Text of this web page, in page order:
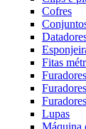
Cofres
Fitas
Lupas
Máquina